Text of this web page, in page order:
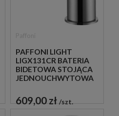
PAFFONI LIGHT
LIGX131CR BATERIA
BIDETOWA STOJĄCA
JEDNOUCHWYTOWA
609,00 zł szt.